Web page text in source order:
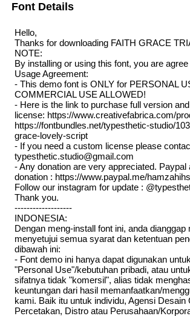
Font Details
Hello,
Thanks for downloading FAITH GRACE
NOTE:
By installing or using this font, you are
Usage Agreement:
- This demo font is ONLY for PERSONAL
COMMERCIAL USE ALLOWED!
- Here is the link to purchase full version
license: https://www.creativefabrica.com/
https://fontbundles.net/typesthetic-studio/
grace-lovely-script
- If you need a custom license please
typesthetic.studio@gmail.com
- Any donation are very appreciated. Paypal
donation : https://www.paypal.me/
Follow our instagram for update :
Thank you.
-------------------
INDONESIA:
Dengan meng-install font ini, anda dianggap
menyetujui semua syarat dan ketentuan
dibawah ini:
- Font demo ini hanya dapat digunakan
"Personal Use"/kebutuhan pribadi, atau
sifatnya tidak "komersil", alias tidak
keuntungan dari hasil memanfaatkan/
kami. Baik itu untuk individu, Agensi Desain
Percetakan, Distro atau Perusahaan/